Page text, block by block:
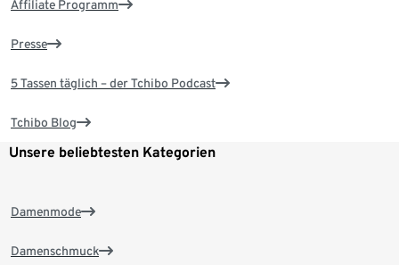
Affiliate Programm
Presse
5 Tassen täglich – der Tchibo Podcast
Tchibo Blog
Unsere beliebtesten Kategorien
Damenmode
Damenschmuck